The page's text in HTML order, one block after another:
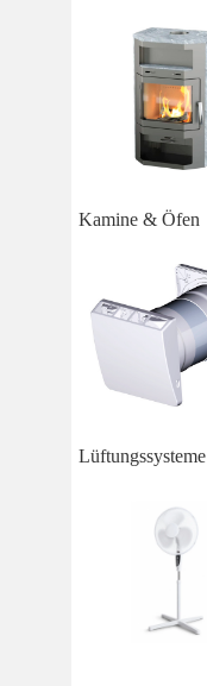
Kamine & Öfen
Lüftungssysteme